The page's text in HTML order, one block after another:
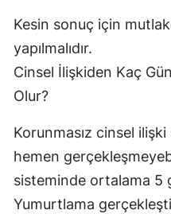
Kesin sonuç için
yapılmalıdır.
Cinsel İlişkiden Kaç
Olur?
Korunmasız cinsel
hemen
sisteminde ortalama 5
Yumurtlama